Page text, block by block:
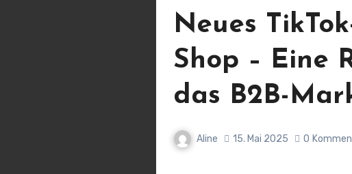
Neues
Shop – Eine
das B2B-
Aline 15. Mai 2025 0